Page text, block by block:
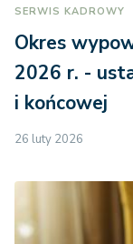
SERWIS KADROWY
Okres
2026 r. -
i końcowej
26 luty 2026